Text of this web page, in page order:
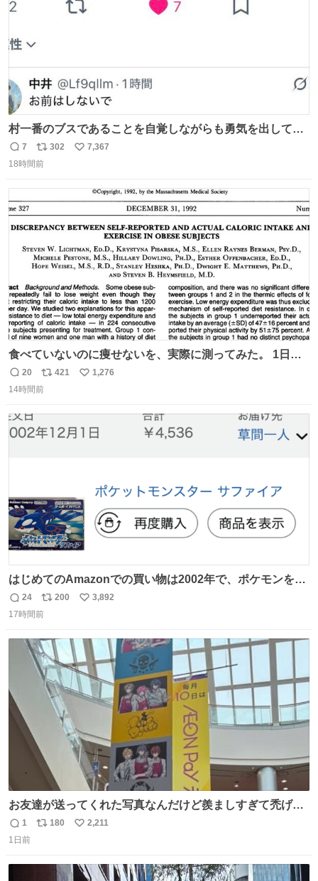
村一番のブスであることを自覚しながらも勇気を出して村
長の息子に恋文を書いたら翌日村の共用井戸に捨てられて
たときの顔になった
返
信
7
リ
ポ
数
302
い
7,367
18時間前
食べていないのに痩せないを、実際に測ってみた。 1日
1200kcal未満と申告しながら減量できない10人を、14日間
調査。 本人の申告は平均1028kcal/日だったが、実際の摂
51％多く見積もっていた。
返
信
20
リ
ポ
数
421
い
1,276
14時間前
はじめてのAmazonでの買い物は2002年で、ポケモンを買
ったようだ 24年前かぁ。
返
信
24
リ
ポ
ト
数
200
い
数
3,892
17時間前
お友達が送ってくれた写真なんだけど羨ましすぎて禿げそ
う
返
信
1
リ
180
い
数
2,211
1日前